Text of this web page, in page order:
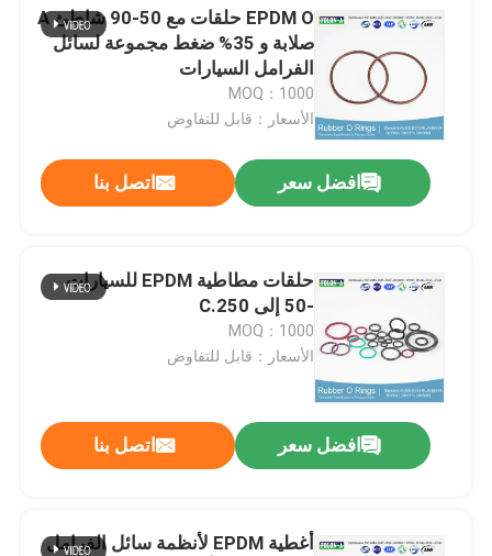
EPDM O حلقات مع 50-90 شاطئ A
صلابة و 35% ضغط مجموعة لسائل
الفرامل السيارات
MOQ：1000
الأسعار：قابل للتفاوض
افضل سعر اتصل بنا
حلقات مطاطية EPDM للسيارات
-50 إلى 250.C
MOQ：1000
الأسعار：قابل للتفاوض
افضل سعر اتصل بنا
أغطية EPDM لأنظمة سائل الفرامل